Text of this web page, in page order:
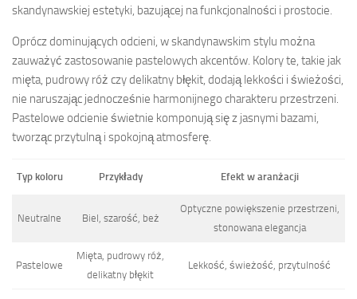
skandynawskiej estetyki, bazującej na funkcjonalności i prostocie.
Oprócz dominujących odcieni, w skandynawskim stylu można
zauważyć zastosowanie pastelowych akcentów. Kolory te, takie jak
mięta, pudrowy róż czy delikatny błękit, dodają lekkości i świeżości,
nie naruszając jednocześnie harmonijnego charakteru przestrzeni.
Pastelowe odcienie świetnie komponują się z jasnymi bazami,
tworząc przytulną i spokojną atmosferę.
Typ koloru Przykłady Efekt w aranżacji
Neutralne Biel, szarość, beż
Optyczne powiększenie przestrzeni,
stonowana elegancja
Pastelowe
Mięta, pudrowy róż,
delikatny błękit
Lekkość, świeżość, przytulność